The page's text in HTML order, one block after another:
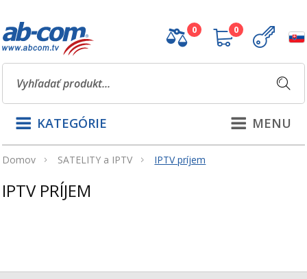
0 0
MENU
KATEGÓRIE
Domov SATELITY a IPTV IPTV príjem
IPTV PRÍJEM